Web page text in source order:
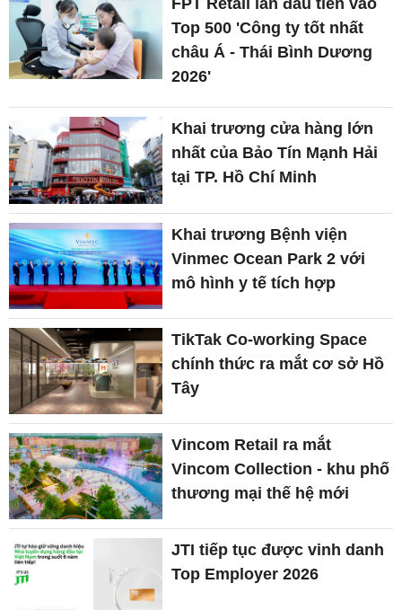
FPT Retail lần đầu tiên vào
Top 500 'Công ty tốt nhất
châu Á - Thái Bình Dương
2026'
Khai trương cửa hàng lớn
nhất của Bảo Tín Mạnh Hải
tại TP. Hồ Chí Minh
Khai trương Bệnh viện
Vinmec Ocean Park 2 với
mô hình y tế tích hợp
TikTak Co-working Space
chính thức ra mắt cơ sở Hồ
Tây
Vincom Retail ra mắt
Vincom Collection - khu phố
thương mại thế hệ mới
JTI tiếp tục được vinh danh
Top Employer 2026